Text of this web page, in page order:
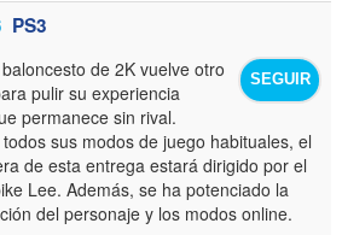
PS3
SEGUIR
de 2K vuelve otro
pulir su experiencia
permanece sin rival.
sus modos de juego habituales, el
de esta entrega estará dirigido por el
Lee. Además, se ha potenciado la
del personaje y los modos online.